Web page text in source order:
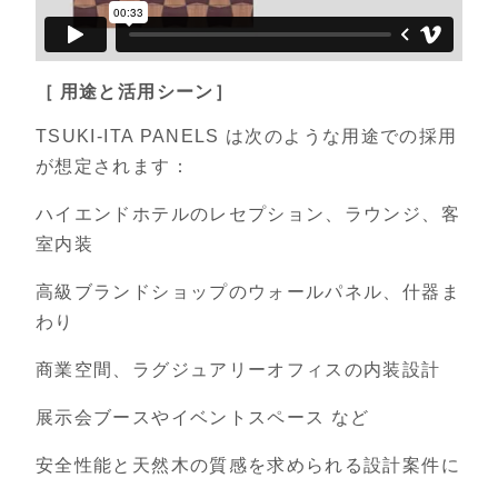
［ 用途と活用シーン］
TSUKI-ITA PANELS は次のような用途での採用
が想定されます：
ハイエンドホテルのレセプション、ラウンジ、客
室内装
高級ブランドショップのウォールパネル、什器ま
わり
商業空間、ラグジュアリーオフィスの内装設計
展示会ブースやイベントスペース など
安全性能と天然木の質感を求められる設計案件に